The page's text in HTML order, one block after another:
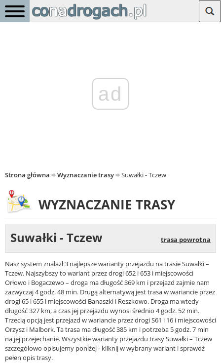
ad
Strona główna Wyznaczanie trasy Suwałki - Tczew
WYZNACZANIE TRASY
Suwałki - Tczew trasa powrotna
Nasz system znalazł 3 najlepsze warianty przejazdu na trasie Suwałki –
Tczew. Najszybszy to wariant przez drogi 652 i 653 i miejscowości
Orłowo i Bogaczewo – droga ma długość 369 km i przejazd zajmie nam
zazwyczaj 4 godz. 48 min. Drugą alternatywą jest trasa w wariancie przez
drogi 65 i 655 i miejscowości Banaszki i Reszkowo. Droga ma wtedy
długość 327 km, a czas jej przejazdu wynosi średnio 4 godz. 52 min.
Trzecią opcją jest przejazd w wariancie przez drogi S61 i 16 i miejscowości
Orzysz i Malbork. Ta trasa ma długość 385 km i potrzeba 5 godz. 7 min
na jej przejechanie. Wszystkie warianty przejazdu trasy Suwałki – Tczew
szczegółowo opisujemy poniżej - kliknij w wybrany wariant i sprawdź
pełen opis trasy.